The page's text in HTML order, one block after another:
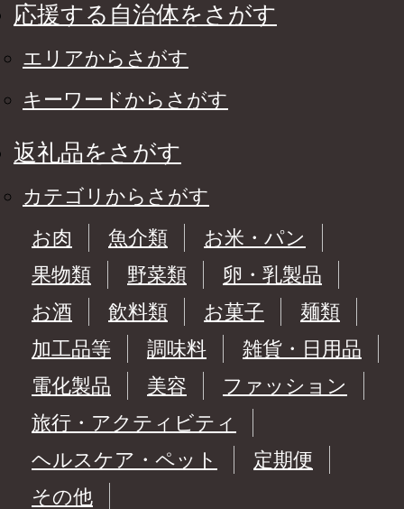
応援する自治体をさがす
エリアからさがす
キーワードからさがす
返礼品をさがす
カテゴリからさがす
お肉
魚介類
お米・パン
果物類
野菜類
卵・乳製品
お酒
飲料類 お菓子
麺類
加工品等
調味料
雑貨・日用品
電化製品
美容
ファッション
旅行・アクティビティ
ヘルスケア・ペット
定期便
その他